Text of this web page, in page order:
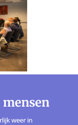
weer in